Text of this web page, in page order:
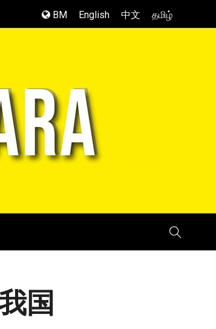
BM English 中文 தமிழ்
国